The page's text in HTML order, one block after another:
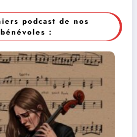
podcast de nos
bénévoles :